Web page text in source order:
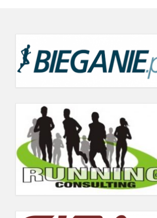
Wyniki Warsaw Track Cup 2017
Wyniki Warsaw Track Cup 2016
Wyniki Warsaw Track Cup 2014
Wyniki Warsaw Track Cup 2012
Wyniki Warsaw Track Cup 2011
GALERIA
KONTAKT